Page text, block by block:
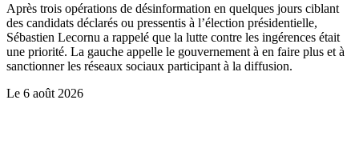
Après trois opérations de désinformation en quelques jours ciblant
des candidats déclarés ou pressentis à l’élection présidentielle,
Sébastien Lecornu a rappelé que la lutte contre les ingérences était
une priorité. La gauche appelle le gouvernement à en faire plus et à
sanctionner les réseaux sociaux participant à la diffusion.
Le 6 août 2026